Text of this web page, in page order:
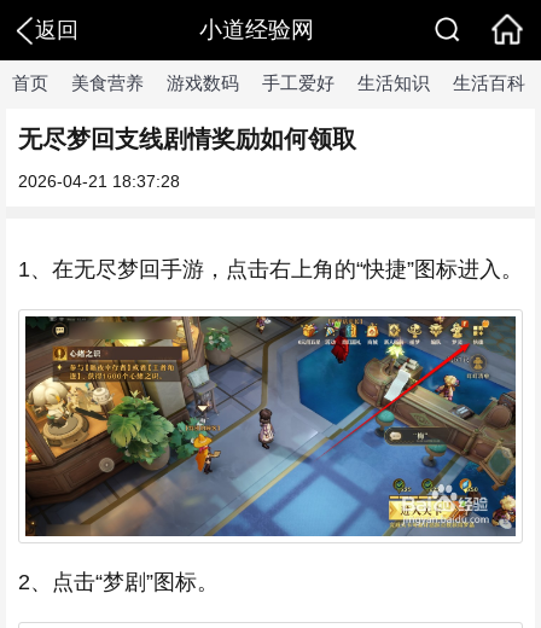
返回 小道经验网
首页 美食营养 游戏数码 手工爱好 生活知识 生活百科
无尽梦回支线剧情奖励如何领取
2026-04-21 18:37:28
1、在无尽梦回手游，点击右上角的“快捷”图标进入。
2、点击“梦剧”图标。